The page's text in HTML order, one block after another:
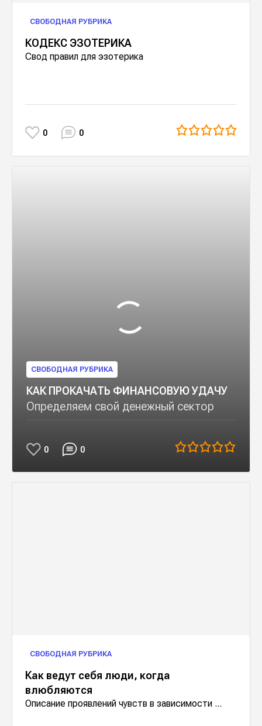
СВОБОДНАЯ РУБРИКА
КОДЕКС ЭЗОТЕРИКА
Свод правил для эзотерика
0 0
СВОБОДНАЯ РУБРИКА
КАК ПРОКАЧАТЬ ФИНАНСОВУЮ УДАЧУ
Определяем свой денежный сектор
0 0
СВОБОДНАЯ РУБРИКА
Как ведут себя люди, когда
влюбляются
Описание проявлений чувств в зависимости ...